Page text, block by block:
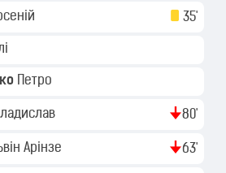
35'
Петро
80'
Арінзе 63'